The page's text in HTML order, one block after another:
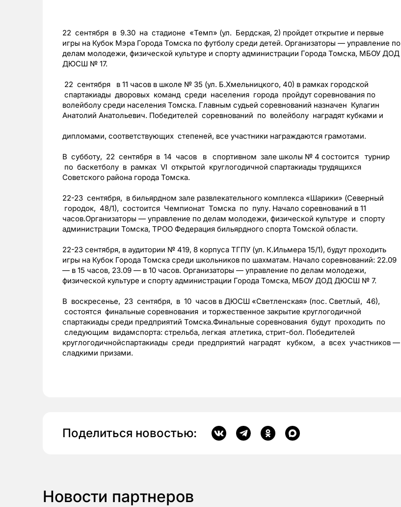
22 сентября в 9.30 на стадионе «Темп» (ул. Бердская, 2) пройдет открытие и первые
игры на Кубок Мэра Города Томска по футболу среди детей. Организаторы — управление по
делам молодежи, физической культуре и спорту администрации Города Томска, МБОУ ДОД
ДЮСШ № 17.
22 сентября в 11 часов в школе № 35 (ул. Б.Хмельницкого, 40) в рамках городской
спартакиады дворовых команд среди населения города пройдут соревнования по
волейболу среди населения Томска. Главным судьей соревнований назначен Кулагин
Анатолий Анатольевич. Победителей соревнований по волейболу наградят кубками и
дипломами, соответствующих степеней, все участники награждаются грамотами.
В субботу, 22 сентября в 14 часов в спортивном зале школы № 4 состоится турнир
по баскетболу в рамках VI открытой круглогодичной спартакиады трудящихся
Советского района города Томска.
22-23 сентября, в бильярдном зале развлекательного комплекса «Шарики» (Северный
городок, 48/1), состоится Чемпионат Томска по пулу. Начало соревнований в 11
часов.Организаторы — управление по делам молодежи, физической культуре и спорту
администрации Томска, ТРОО Федерация бильярдного спорта Томской области.
22-23 сентября, в аудитории № 419, 8 корпуса ТГПУ (ул. К.Ильмера 15/1), будут проходить
игры на Кубок Города Томска среди школьников по шахматам. Начало соревнований: 22.09
— в 15 часов, 23.09 — в 10 часов. Организаторы — управление по делам молодежи,
физической культуре и спорту администрации Города Томска, МБОУ ДОД ДЮСШ № 7.
В воскресенье, 23 сентября, в 10 часов в ДЮСШ «Светленская» (пос. Светлый, 46),
состоятся финальные соревнования и торжественное закрытие круглогодичной
спартакиады среди предприятий Томска.Финальные соревнования будут проходить по
следующим видамспорта: стрельба, легкая атлетика, стрит-бол. Победителей
круглогодичнойспартакиады среди предприятий наградят кубком, а всех участников —
сладкими призами.
Поделиться новостью:
Новости партнеров